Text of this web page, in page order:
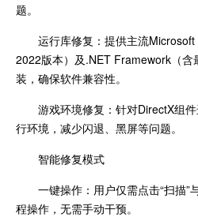
题。
运行库修复：提供主流
2022版本）及.NET Framework（
装，确保软件兼容性。
游戏环境修复：针对DirectX组
行环境，减少闪退、黑屏等问题。
智能修复模式
一键操作：用户仅需点击“扫描”
程操作，无需手动干预。